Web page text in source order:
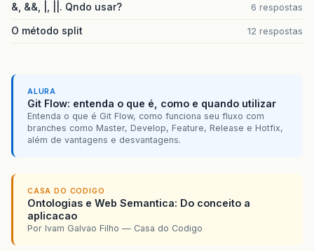
&, &&, |, ||. Qndo usar? 6 respostas
O método split 12 respostas
ALURA
Git Flow: entenda o que é, como e quando utilizar
Entenda o que é Git Flow, como funciona seu fluxo com
branches como Master, Develop, Feature, Release e Hotfix,
além de vantagens e desvantagens.
CASA DO CODIGO
Ontologias e Web Semantica: Do conceito a
aplicacao
Por Ivam Galvao Filho — Casa do Codigo